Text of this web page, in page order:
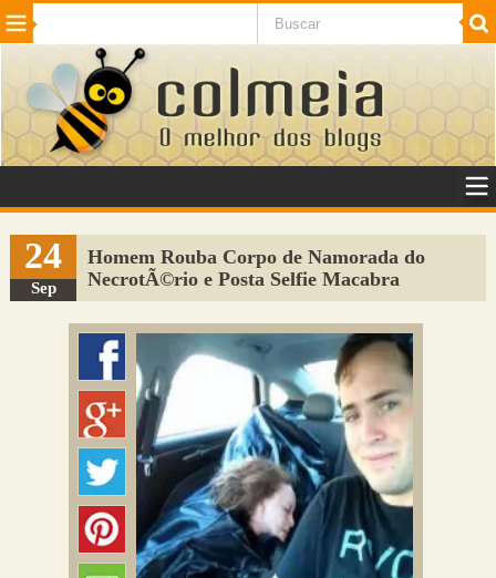
Beleza Cinema e TV
Internet Jogos NotÃ­cias SaÃºde
VeÃ­culos Adulto
Sugerir Link
Adicionar Blog
Colmeia Exchange
Perguntas Frequentes
24
Sep
Homem Rouba Corpo de Namorada do
NecrotÃ©rio e Posta Selfie Macabra